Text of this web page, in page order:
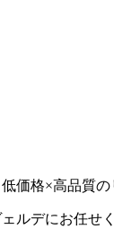
価格×高品質
ルデにお任せ